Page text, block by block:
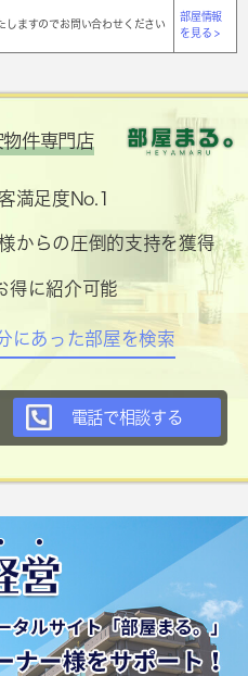
ますのでお問い合わせください
部屋情報
を見る >
件専門店
満足度No.1
からの圧倒的支持を獲得
得に紹介可能
にあった部屋を検索
電話で相談する